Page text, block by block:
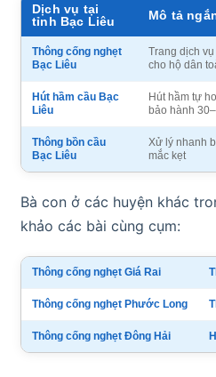
Dịch vụ tại
tỉnh Bạc Liêu
Mô tả
Thông cống nghẹt
Bạc Liêu
Trang dịch
cho hộ dân
Hút hầm cầu Bạc
Liêu
Hút hầm tự
bảo hành
Thông bồn cầu
Bạc Liêu
Xử lý nhanh
mắc kẹt
Bà con ở các huyện khác
khảo các bài cùng cụm:
Thông cống nghẹt Giá Rai
Thông cống nghẹt Phước Long
Thông cống nghẹt Đông Hải